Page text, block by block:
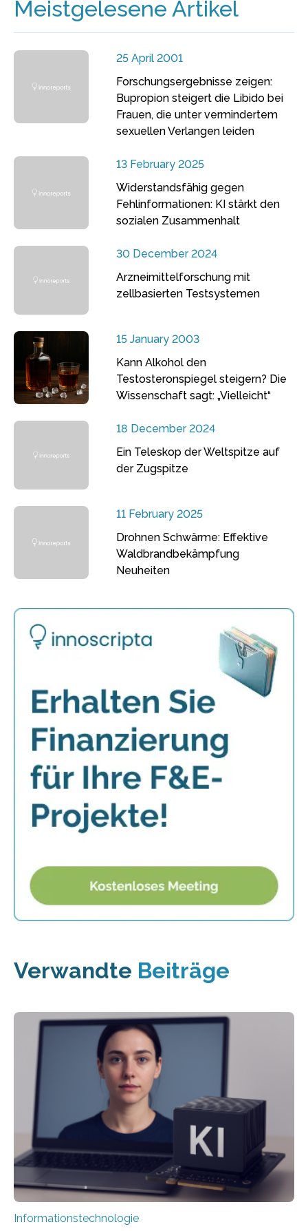
Meistgelesene Artikel
25 April 2001
Forschungsergebnisse zeigen:
Bupropion steigert die Libido bei
Frauen, die unter vermindertem
sexuellen Verlangen leiden
13 February 2025
Widerstandsfähig gegen
Fehlinformationen: KI stärkt den
sozialen Zusammenhalt
30 December 2024
Arzneimittelforschung mit
zellbasierten Testsystemen
15 January 2003
Kann Alkohol den
Testosteronspiegel steigern? Die
Wissenschaft sagt: „Vielleicht“
18 December 2024
Ein Teleskop der Weltspitze auf
der Zugspitze
11 February 2025
Drohnen Schwärme: Effektive
Waldbrandbekämpfung
Neuheiten
Verwandte Beiträge
Informationstechnologie